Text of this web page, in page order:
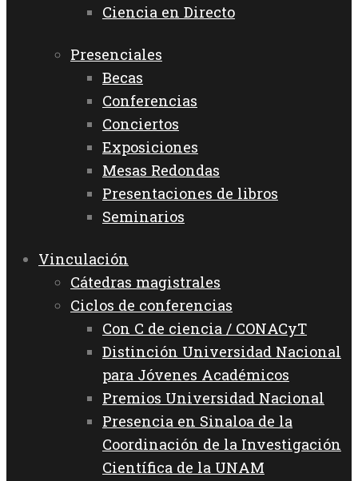
Ciencia en Directo
Presenciales
Becas
Conferencias
Conciertos
Exposiciones
Mesas Redondas
Presentaciones de libros
Seminarios
Vinculación
Cátedras magistrales
Ciclos de conferencias
Con C de ciencia / CONACyT
Distinción Universidad Nacional
para Jóvenes Académicos
Premios Universidad Nacional
Presencia en Sinaloa de la
Coordinación de la Investigación
Científica de la UNAM